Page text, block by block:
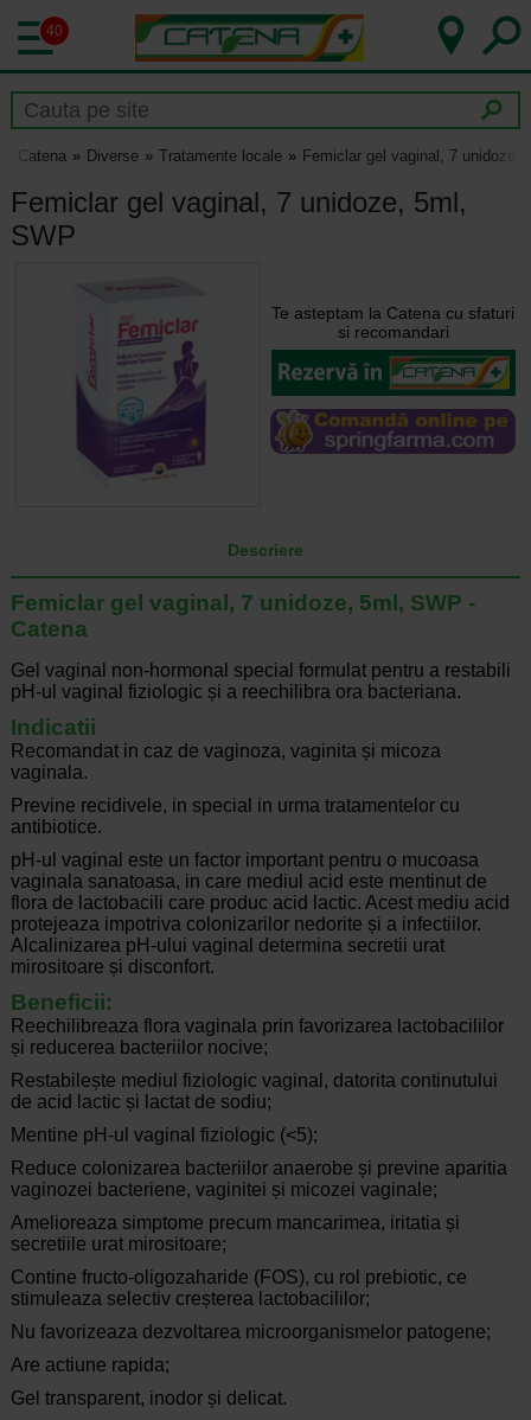
40
Catena Diverse Tratamente locale Femiclar gel vaginal, 7 unidoze,
Femiclar gel vaginal, 7 unidoze, 5ml,
SWP
Te asteptam la Catena cu sfaturi
si recomandari
Descriere
Femiclar gel vaginal, 7 unidoze, 5ml, SWP -
Catena
Gel vaginal non-hormonal special formulat pentru a restabili
pH-ul vaginal fiziologic și a reechilibra ora bacteriana.
Indicatii
Recomandat in caz de vaginoza, vaginita și micoza
vaginala.
Previne recidivele, in special in urma tratamentelor cu
antibiotice.
pH-ul vaginal este un factor important pentru o mucoasa
vaginala sanatoasa, in care mediul acid este mentinut de
flora de lactobacili care produc acid lactic. Acest mediu acid
protejeaza impotriva colonizarilor nedorite și a infectiilor.
Alcalinizarea pH-ului vaginal determina secretii urat
mirositoare și disconfort.
Beneficii:
Reechilibreaza flora vaginala prin favorizarea lactobacililor
și reducerea bacteriilor nocive;
Restabilește mediul fiziologic vaginal, datorita continutului
de acid lactic și lactat de sodiu;
Mentine pH-ul vaginal fiziologic (<5);
Reduce colonizarea bacteriilor anaerobe și previne aparitia
vaginozei bacteriene, vaginitei și micozei vaginale;
Amelioreaza simptome precum mancarimea, iritatia și
secretiile urat mirositoare;
Contine fructo-oligozaharide (FOS), cu rol prebiotic, ce
stimuleaza selectiv creșterea lactobacililor;
Nu favorizeaza dezvoltarea microorganismelor patogene;
Are actiune rapida;
Gel transparent, inodor și delicat.